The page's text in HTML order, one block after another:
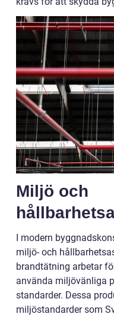
Miljö och
I modern
miljö- och
brandtätning arbetar
använda miljövänliga
standarder. Dessa
miljöstandarder som